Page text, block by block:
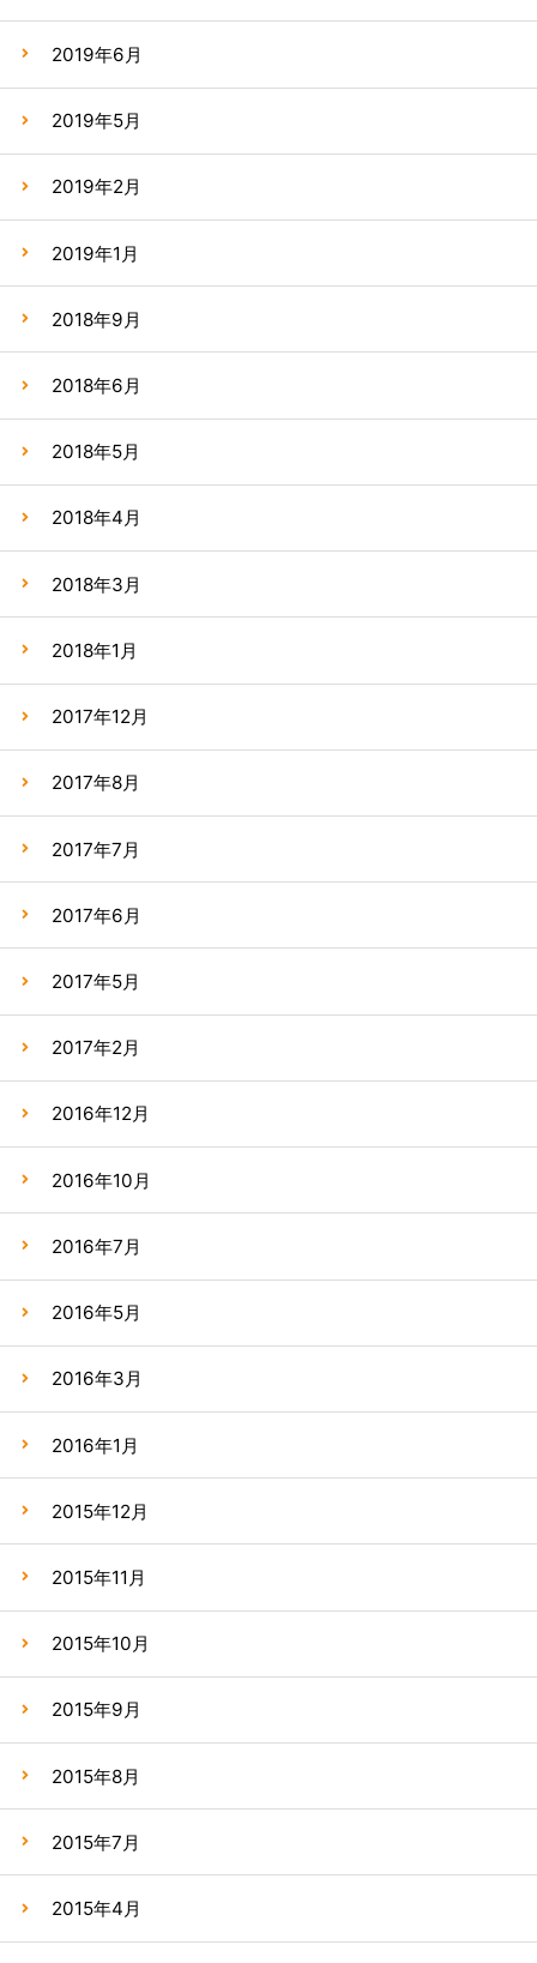
2019年6月
2019年5月
2019年2月
2019年1月
2018年9月
2018年6月
2018年5月
2018年4月
2018年3月
2018年1月
2017年12月
2017年8月
2017年7月
2017年6月
2017年5月
2017年2月
2016年12月
2016年10月
2016年7月
2016年5月
2016年3月
2016年1月
2015年12月
2015年11月
2015年10月
2015年9月
2015年8月
2015年7月
2015年4月